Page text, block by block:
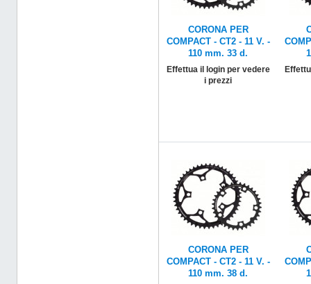
CORONA PER
COMPACT - CT2 - 11 V. -
110 mm. 33 d.
Effettua il login per vedere
i prezzi
CORONA PER
COMPACT - CT2 - 11 V. -
110 mm. 38 d.